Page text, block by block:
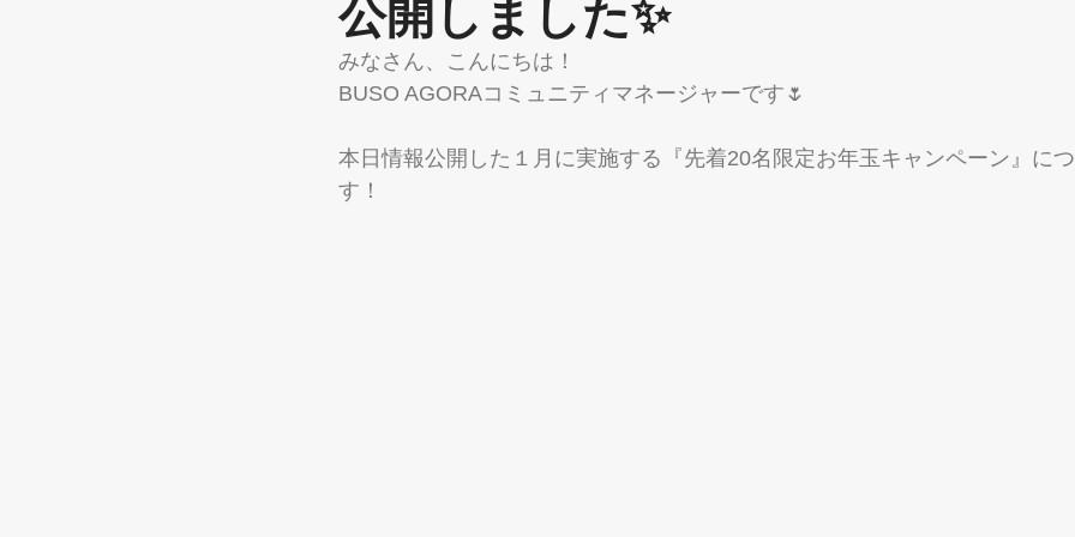
公開しました✨
みなさん、こんにちは！
BUSO AGORAコミュニティマネージャーです🌷
本日情報公開した１月に実施する『先着20名限定お年玉キャンペーン』に
す！